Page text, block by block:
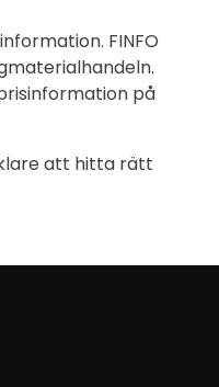
FINFO
på
att hitta rätt